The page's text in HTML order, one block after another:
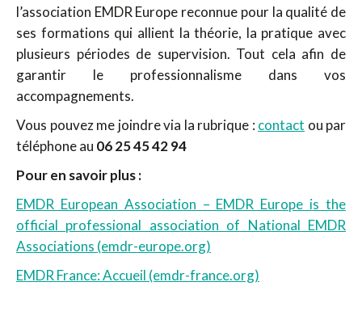
l’association EMDR Europe reconnue pour la qualité de
ses formations qui allient la théorie, la pratique avec
plusieurs périodes de supervision. Tout cela afin de
garantir le professionnalisme dans vos
accompagnements.
Vous pouvez me joindre via la rubrique : contact ou par
téléphone au 06 25 45 42 94
Pour en savoir plus :
EMDR European Association – EMDR Europe is the
official professional association of National EMDR
Associations (emdr-europe.org)
EMDR France: Accueil (emdr-france.org)